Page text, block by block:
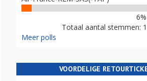
Totaal aantal stemmen:
Meer polls
VOORDELIGE